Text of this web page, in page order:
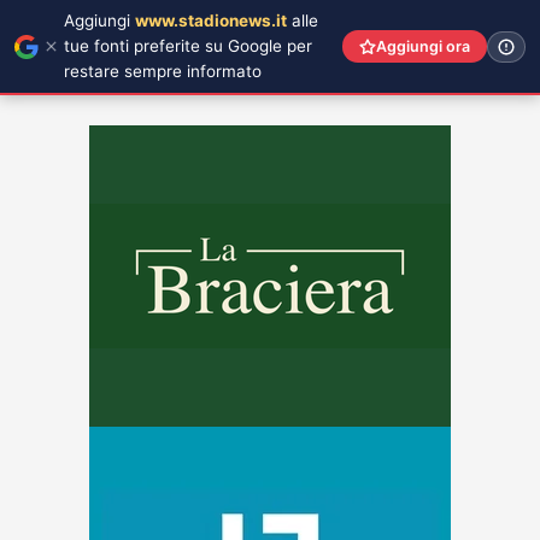
Aggiungi www.stadionews.it alle
tue fonti preferite su Google per
restare sempre informato
Aggiungi ora